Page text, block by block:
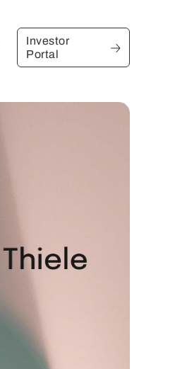
Investor
Portal